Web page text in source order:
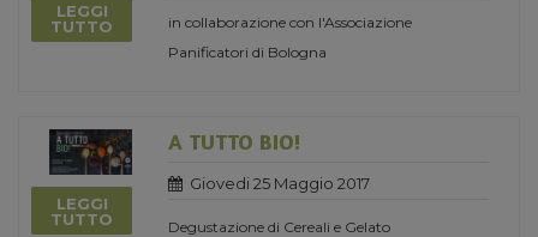
LEGGI
TUTTO
in collaborazione con l'Associazione
Panificatori di Bologna
LEGGI
TUTTO
A TUTTO BIO!
Giovedi 25 Maggio 2017
Degustazione di Cereali e Gelato